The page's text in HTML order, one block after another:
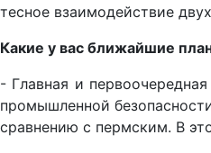
тесное взаимодействие
Какие у вас ближайшие
- Главная и
промышленной
сравнению с пермским. В